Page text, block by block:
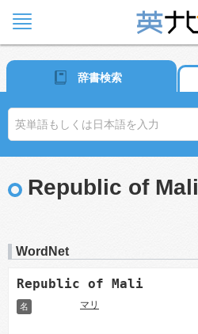
辞書検索
Republic of Mali
WordNet
Republic of Mali
名 マリ